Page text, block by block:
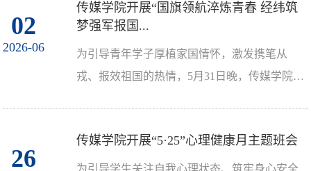
02
2026-06
传媒学院开展“国旗领航淬炼青春 经纬筑
梦强军报国...
为引导青年学子厚植家国情怀，激发携笔从
戎、报效祖国的热情，5月31日晚，传媒学院各
26
传媒学院开展“5·25”心理健康月主题班会
为引导学生关注自我心理状态、筑牢身心安全